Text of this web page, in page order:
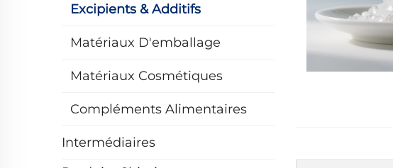
Excipients & Additifs
Matériaux D'emballage
Matériaux Cosmétiques
Compléments Alimentaires
Intermédiaires